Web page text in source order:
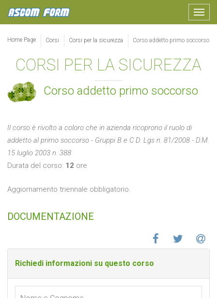
Toggle
Home Page Corsi Corsi per la sicurezza Corso addetto primo soccorso
CORSI PER LA SICUREZZA
Corso addetto primo soccorso
Il corso è rivolto a coloro che in azienda ricoprono il ruolo di
addetto al primo soccorso - Gruppi B e C D. Lgs n. 81/2008 - D.M.
15 luglio 2003 n. 388
Durata del corso: 12 ore
Aggiornamento triennale obbligatorio.
DOCUMENTAZIONE
Richiedi informazioni su questo corso